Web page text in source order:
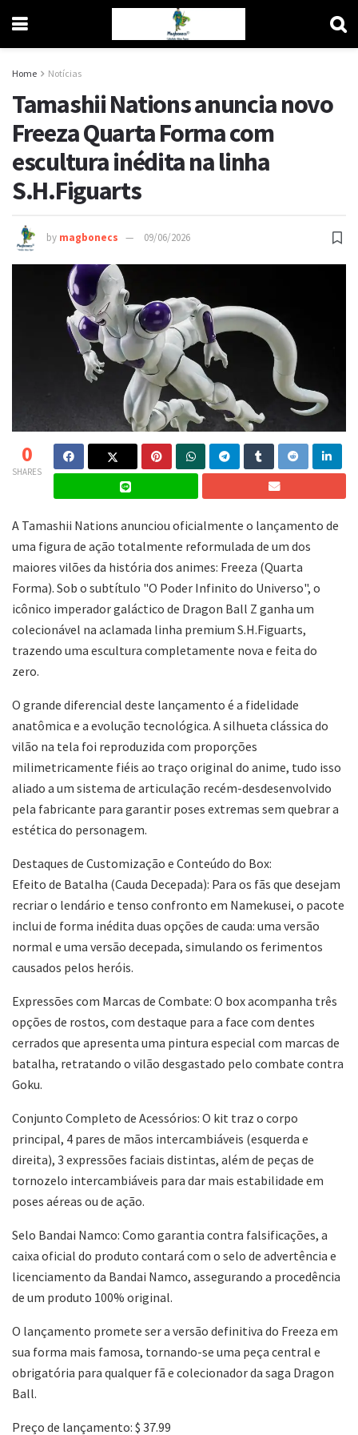
Home Notícias
Tamashii Nations anuncia novo
Freeza Quarta Forma com
escultura inédita na linha
S.H.Figuarts
by magbonecs 09/06/2026
0
SHARES
A Tamashii Nations anunciou oficialmente o lançamento de
uma figura de ação totalmente reformulada de um dos
maiores vilões da história dos animes: Freeza (Quarta
Forma). Sob o subtítulo "O Poder Infinito do Universo", o
icônico imperador galáctico de Dragon Ball Z ganha um
colecionável na aclamada linha premium S.H.Figuarts,
trazendo uma escultura completamente nova e feita do
zero.
O grande diferencial deste lançamento é a fidelidade
anatômica e a evolução tecnológica. A silhueta clássica do
vilão na tela foi reproduzida com proporções
milimetricamente fiéis ao traço original do anime, tudo isso
aliado a um sistema de articulação recém-desdesenvolvido
pela fabricante para garantir poses extremas sem quebrar a
estética do personagem.
Destaques de Customização e Conteúdo do Box:
Efeito de Batalha (Cauda Decepada): Para os fãs que desejam
recriar o lendário e tenso confronto em Namekusei, o pacote
inclui de forma inédita duas opções de cauda: uma versão
normal e uma versão decepada, simulando os ferimentos
causados pelos heróis.
Expressões com Marcas de Combate: O box acompanha três
opções de rostos, com destaque para a face com dentes
cerrados que apresenta uma pintura especial com marcas de
batalha, retratando o vilão desgastado pelo combate contra
Goku.
Conjunto Completo de Acessórios: O kit traz o corpo
principal, 4 pares de mãos intercambiáveis (esquerda e
direita), 3 expressões faciais distintas, além de peças de
tornozelo intercambiáveis para dar mais estabilidade em
poses aéreas ou de ação.
Selo Bandai Namco: Como garantia contra falsificações, a
caixa oficial do produto contará com o selo de advertência e
licenciamento da Bandai Namco, assegurando a procedência
de um produto 100% original.
O lançamento promete ser a versão definitiva do Freeza em
sua forma mais famosa, tornando-se uma peça central e
obrigatória para qualquer fã e colecionador da saga Dragon
Ball.
Preço de lançamento: $ 37.99